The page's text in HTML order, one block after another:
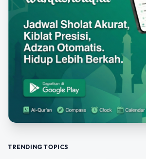
TRENDING TOPICS